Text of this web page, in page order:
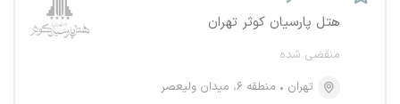
هتل پارسیان کوثر تهران
منقضی شده
تهران
منطقه ۶، میدان ولیعصر